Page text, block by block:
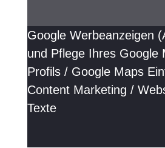
Google Werbeanzeigen
und Pflege Ihres Google
Profils / Google Maps
Content Marketing /
Texte